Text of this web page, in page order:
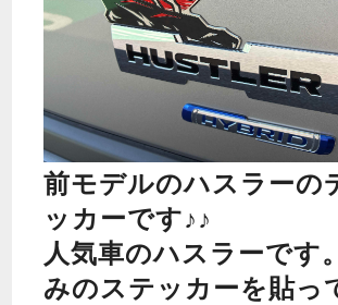
前モデルのハスラーの
ッカーです♪♪
人気車のハスラーです
みのステッカーを貼っ